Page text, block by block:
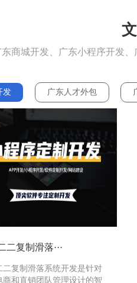
商城开发、广东小程序开发
发 广东人才外包
二复制滑落···
二复制滑落系统开发是针对
商和直销团队管理设计的智